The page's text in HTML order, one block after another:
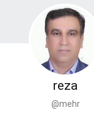
reza
@mehr